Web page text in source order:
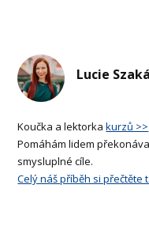
Lucie
Koučka a lektorkakurzů >>
Pomáhám lidem
smysluplné cíle.
Celý náš příběh si přečtěte